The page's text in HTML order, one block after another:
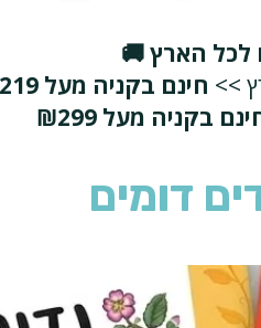
לכל הארץ 🚚
חינם בקניה מעל ₪219
בקניה מעל ₪299
דומים